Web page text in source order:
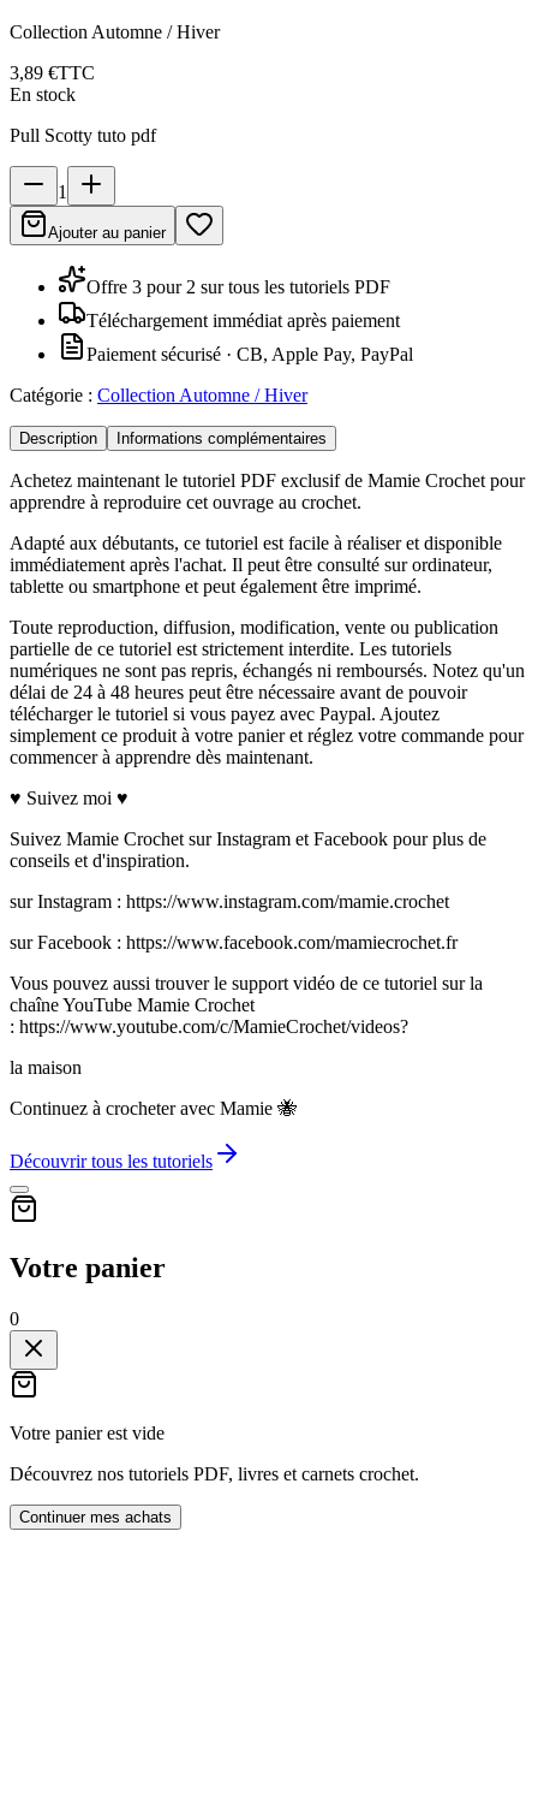
Collection Automne / Hiver
3,89 €TTC
En stock
Pull Scotty tuto pdf
1
Ajouter au panier
Offre 3 pour 2 sur tous les tutoriels PDF
Téléchargement immédiat après paiement
Paiement sécurisé · CB, Apple Pay, PayPal
Catégorie : Collection Automne / Hiver
Description Informations complémentaires
Achetez maintenant le tutoriel PDF exclusif de Mamie Crochet pour
apprendre à reproduire cet ouvrage au crochet.
Adapté aux débutants, ce tutoriel est facile à réaliser et disponible
immédiatement après l'achat. Il peut être consulté sur ordinateur,
tablette ou smartphone et peut également être imprimé.
Toute reproduction, diffusion, modification, vente ou publication
partielle de ce tutoriel est strictement interdite. Les tutoriels
numériques ne sont pas repris, échangés ni remboursés. Notez qu'un
délai de 24 à 48 heures peut être nécessaire avant de pouvoir
télécharger le tutoriel si vous payez avec Paypal. Ajoutez
simplement ce produit à votre panier et réglez votre commande pour
commencer à apprendre dès maintenant.
♥ Suivez moi ♥
Suivez Mamie Crochet sur Instagram et Facebook pour plus de
conseils et d'inspiration.
sur Instagram : https://www.instagram.com/mamie.crochet
sur Facebook : https://www.facebook.com/mamiecrochet.fr
Vous pouvez aussi trouver le support vidéo de ce tutoriel sur la
chaîne YouTube Mamie Crochet
: https://www.youtube.com/c/MamieCrochet/videos?
la maison
Continuez à crocheter avec Mamie 🐝
Découvrir tous les tutoriels
Votre panier
0
Votre panier est vide
Découvrez nos tutoriels PDF, livres et carnets crochet.
Continuer mes achats